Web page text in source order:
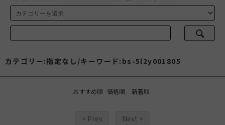
カテゴリー:指定なし/キーワード:bs-5l2y001805
おすすめ順 価格順 新着順
< Prev Next >